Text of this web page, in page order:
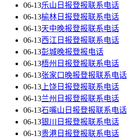
06-13乐山日报登报联系电话
06-13榆林日报登报联系电话
06-13天中晚报登报联系电话
06-13西江日报登报联系电话
06-13彭城晚报登报电话
06-13梧州日报登报联系电话
06-13张家口晚报登报联系电话
06-13 上饶日报登报联系电话
06-13兰州日报登报联系电话
06-13石嘴山日报登报联系电话
06-13银川日报登报联系电话
06-13贵港日报登报联系电话